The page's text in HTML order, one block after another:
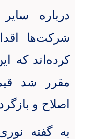
درباره
شرکت‌ها
کرده‌اند که
مقرر شد
اصلاح و
به گفته